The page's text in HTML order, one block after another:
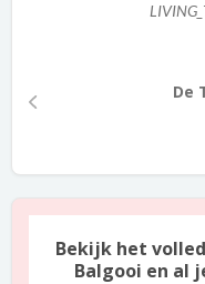
De
Bekijk het
Balgooi en al